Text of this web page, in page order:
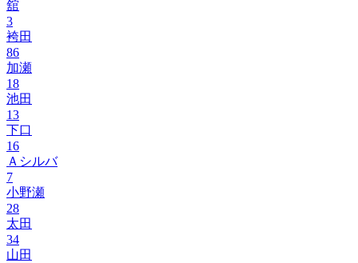
舘
3
袴田
86
加瀬
18
池田
13
下口
16
Ａシルバ
7
小野瀬
28
太田
34
山田